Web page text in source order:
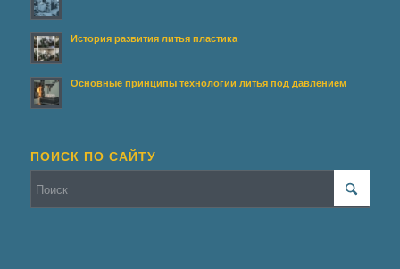
История развития литья пластика
Основные принципы технологии литья под давлением
ПОИСК ПО САЙТУ